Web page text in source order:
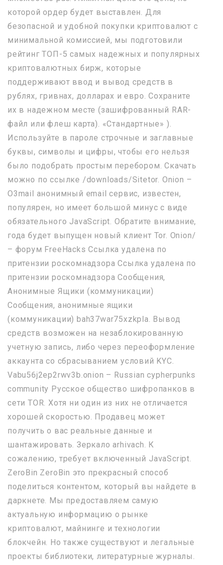
которой ордер будет выставлен. Для
безопасной и удобной покупки криптовалют с
минимальной комиссией, мы подготовили
рейтинг ТОП-5 самых надежных и популярных
криптовалютных бирж, которые
поддерживают ввод и вывод средств в
рублях, гривнах, долларах и евро. Сохраните
их в надежном месте (зашифрованный RAR-
файл или флеш карта). «Стандартные» ).
Используйте в пароле строчные и заглавные
буквы, символы и цифры, чтобы его нельзя
было подобрать простым перебором. Скачать
можно по ссылке /downloads/Sitetor. Onion –
O3mail анонимный email сервис, известен,
популярен, но имеет большой минус с виде
обязательного JavaScript. Обратите внимание,
года будет выпущен новый клиент Tor. Onion/
– форум FreeHacks Ссылка удалена по
притензии роскомнадзора Ссылка удалена по
притензии роскомнадзора Сообщения,
Анонимные Ящики (коммуникации)
Сообщения, анонимные ящики
(коммуникации) bah37war75xzkpla. Вывод
средств возможен на незаблокированную
учетную запись, либо через переоформление
аккаунта со сбрасыванием условий KYC.
Vabu56j2ep2rwv3b.onion – Russian cypherpunks
community Русское общество шифропанков в
сети TOR. Хотя ни один из них не отличается
хорошей скоростью. Продавец может
получить о вас реальные данные и
шантажировать. Зеркало arhivach. К
сожалению, требует включенный JavaScript.
ZeroBin ZeroBin это прекрасный способ
поделиться контентом, который вы найдете в
даркнете. Мы предоставляем самую
актуальную информацию о рынке
криптовалют, майнинге и технологии
блокчейн. Но также существуют и легальные
проекты библиотеки, литературные журналы.